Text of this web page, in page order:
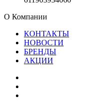
О Компании
КОНТАКТЫ
НОВОСТИ
БРЕНДЫ
АКЦИИ